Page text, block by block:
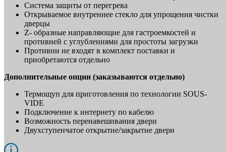
Система защиты от перегрева
Открываемое внутреннее стекло для упрощения чистки
дверцы
Z- образные направляющие для гастроемкостей и
противней с углублениями для простоты загрузки
Противни не входят в комплект поставки и
приобретаются отдельно
Дополнительные опции (заказываются отдельно)
Термощуп для приготовления по технологии SOUS-
VIDE
Подключение к интернету по кабелю
Возможность перенавешивания двери
Двухступенчатое открытие/закрытие двери